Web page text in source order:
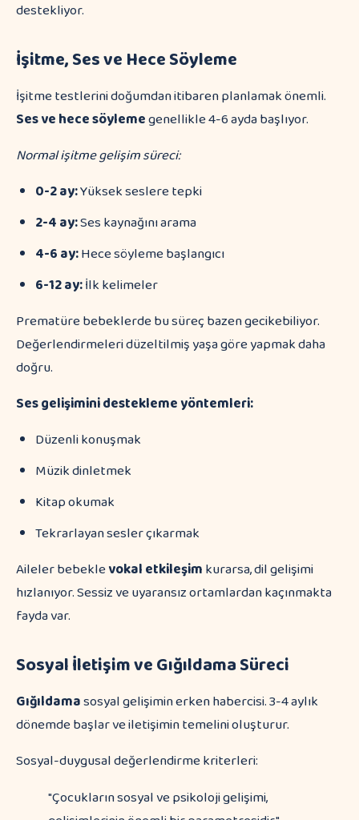
destekliyor.
İşitme, Ses ve Hece Söyleme
İşitme testlerini doğumdan itibaren planlamak önemli.
Ses ve hece söylemegenellikle 4-6 ayda başlıyor.
Normal işitme gelişim süreci:
0-2 ay:Yüksek seslere tepki
2-4 ay:Ses kaynağını arama
4-6 ay:Hece söyleme başlangıcı
6-12 ay:İlk kelimeler
Prematüre bebeklerde bu süreç bazen gecikebiliyor.
Değerlendirmeleri düzeltilmiş yaşa göre yapmak daha
doğru.
Ses gelişimini destekleme yöntemleri:
Düzenli konuşmak
Müzik dinletmek
Kitap okumak
Tekrarlayan sesler çıkarmak
Aileler bebeklevokal etkileşimkurarsa, dil gelişimi
hızlanıyor. Sessiz ve uyaransız ortamlardan kaçınmakta
fayda var.
Sosyal İletişim ve Gığıldama Süreci
Gığıldamasosyal gelişimin erken habercisi. 3-4 aylık
dönemde başlar ve iletişimin temelini oluşturur.
Sosyal-duygusal değerlendirme kriterleri:
"Çocukların sosyal ve psikoloji gelişimi,